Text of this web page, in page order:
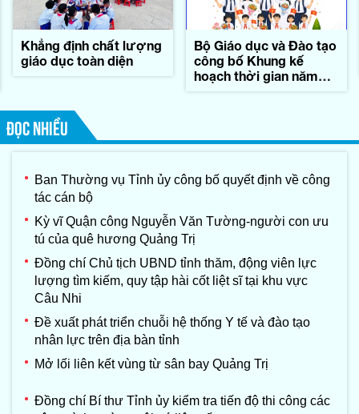
Khẳng định chất lượng
giáo dục toàn diện
Bộ Giáo dục và Đào tạo
công bố Khung kế
hoạch thời gian năm
ĐỌC NHIỀU
Ban Thường vụ Tỉnh ủy công bố quyết định về công
tác cán bộ
Kỳ vĩ Quận công Nguyễn Văn Tường-người con ưu
tú của quê hương Quảng Trị
Đồng chí Chủ tịch UBND tỉnh thăm, động viên lực
lượng tìm kiếm, quy tập hài cốt liệt sĩ tại khu vực
Câu Nhi
Đề xuất phát triển chuỗi hệ thống Y tế và đào tạo
nhân lực trên địa bàn tỉnh
Mở lối liên kết vùng từ sân bay Quảng Trị
Đồng chí Bí thư Tỉnh ủy kiểm tra tiến độ thi công các